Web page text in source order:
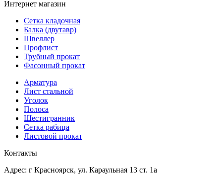
Интернет магазин
Сетка кладочная
Балка (двутавр)
Швеллер
Профлист
Трубный прокат
Фасонный прокат
Арматура
Лист стальной
Уголок
Полоса
Шестигранник
Сетка рабица
Листовой прокат
Контакты
Адрес: г Красноярск, ул. Караульная 13 ст. 1а